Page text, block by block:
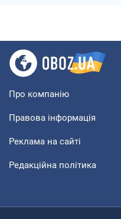
Про компанію
Правова інформація
Реклама на сайті
Редакційна політика